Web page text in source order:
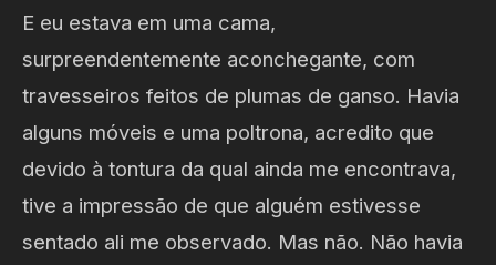
E eu estava em uma cama,
surpreendentemente aconchegante, com
travesseiros feitos de plumas de ganso. Havia
alguns móveis e uma poltrona, acredito que
devido à tontura da qual ainda me encontrava,
tive a impressão de que alguém estivesse
sentado ali me observado. Mas não. Não havia